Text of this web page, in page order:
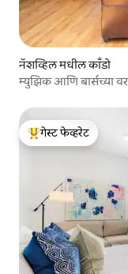
नॅशव्हिल मधील काँडो
म्युझिक आणि बार्सच्या
टॉप गेस्ट फेव्हरेट
गेस्ट फेव्हरेट